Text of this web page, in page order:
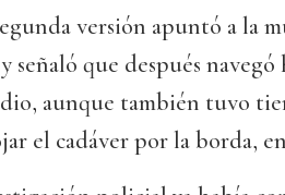
versión apuntó a la
y señaló que después
aunque también tuvo
el cadáver por la borda,